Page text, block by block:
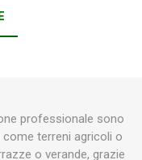
professionale sono
come terreni agricoli o
o verande, grazie